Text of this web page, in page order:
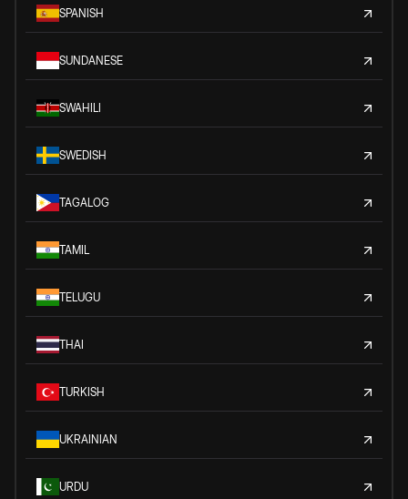
SPANISH
SUNDANESE
SWAHILI
SWEDISH
TAGALOG
TAMIL
TELUGU
THAI
TURKISH
UKRAINIAN
URDU